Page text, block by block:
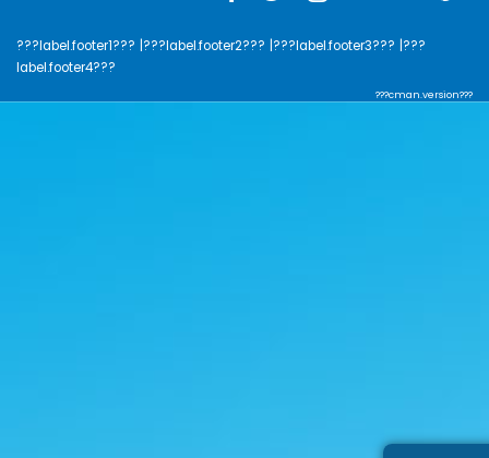
???label.footer1??? |???label.footer2??? |???label.footer3??? |???
label.footer4???
???cman.version???